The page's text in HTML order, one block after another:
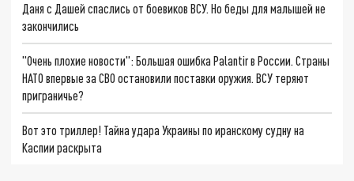
Даня с Дашей спаслись от боевиков ВСУ. Но беды для малышей не
закончились
"Очень плохие новости": Большая ошибка Palantir в России. Страны
НАТО впервые за СВО остановили поставки оружия. ВСУ теряют
приграничье?
Вот это триллер! Тайна удара Украины по иранскому судну на
Каспии раскрыта